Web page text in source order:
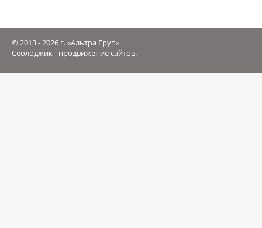
© 2013 - 2026 г. «Альтра Груп»
Сеолоджик - продвижение сайтов.